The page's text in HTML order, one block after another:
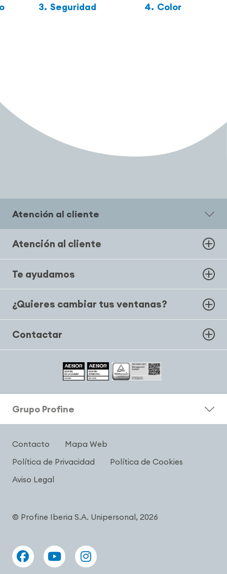
3. Seguridad 4. Color
Atención al cliente
Atención al cliente
Te ayudamos
¿Quieres cambiar tus ventanas?
Contactar
Grupo Profine
Contacto
Mapa Web
Política de Privacidad
Política de Cookies
Aviso Legal
© Profine Iberia S.A. Unipersonal, 2026